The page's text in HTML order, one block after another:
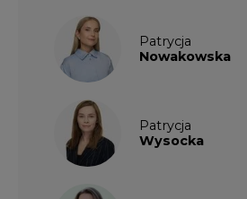
Patrycja
Nowakowska
Patrycja
Wysocka